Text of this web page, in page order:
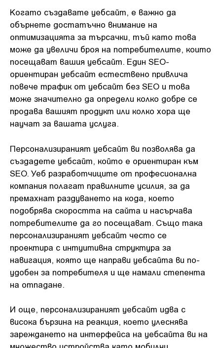
Когато създавате уебсайт, е важно да
обърнете достатъчно внимание на
оптимизацията за търсачки, тъй като това
може да увеличи броя на потребителите, които
посещават вашия уебсайт. Един SEO-
ориентиран уебсайт естествено привлича
повече трафик от уебсайт без SEO и това
може значително да определи колко добре се
продава вашият продукт или колко хора ще
научат за вашата услуга.
Персонализираният уебсайт ви позволява да
създадете уебсайт, който е ориентиран към
SEO. Уеб разработчиците от професионална
компания полагат правилните усилия, за да
премахнат раздуването на кода, което
подобрява скоростта на сайта и насърчава
потребителите да го посещават. Също така
персонализираният уебсайт често се
проектира с интуитивна структура за
навигация, която ще направи уебсайта ви по-
удобен за потребителя и ще намали степента
на отпадане.
И още, персонализираният уебсайт идва с
висока бързина на реакция, което улеснява
зареждането на интерфейса на уебсайта ви на
множество устройства като мобилни